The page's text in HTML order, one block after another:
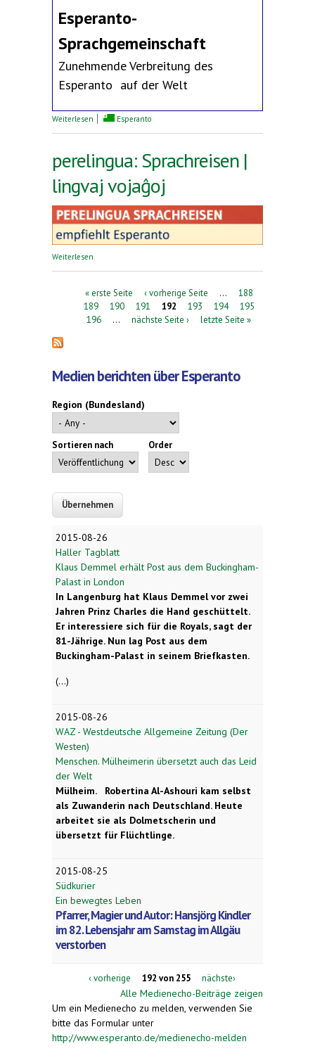
Esperanto-
Sprachgemeinschaft
Zunehmende Verbreitung des
Esperanto auf der Welt
Weiterlesen über Erklärung des Deutschen Esperanto-Bundes
Esperanto
perelingua: Sprachreisen |
lingvaj vojaĝoj
Weiterlesen
Seiten« erste Seite ‹ vorherige Seite …
188
189
190 191 192 193 194
195
196
… nächste Seite › letzte Seite »
Medien berichten über Esperanto
Region (Bundesland)
Sortieren nach Order
2015-08-26
Haller Tagblatt
Klaus Demmel erhält Post aus dem Buckingham-
Palast in London
In Langenburg hat Klaus Demmel vor zwei
Jahren Prinz Charles die Hand geschüttelt.
Er interessiere sich für die Royals, sagt der
81-Jährige. Nun lag Post aus dem
Buckingham-Palast in seinem Briefkasten.
(...)
2015-08-26
WAZ - Westdeutsche Allgemeine Zeitung (Der
Westen)
Menschen. Mülheimerin übersetzt auch das Leid
der Welt
Mülheim.
Robertina Al-Ashouri kam selbst
als Zuwanderin nach Deutschland. Heute
arbeitet sie als Dolmetscherin und
übersetzt für Flüchtlinge.
2015-08-25
Südkurier
Ein bewegtes Leben
Pfarrer, Magier und Autor: Hansjörg Kindler
im 82. Lebensjahr am Samstag im Allgäu
verstorben
‹ vorherige 192 von 255 nächste›
Alle Medienecho-Beiträge zeigen
Um ein Medienecho zu melden, verwenden Sie
bitte das Formular unter
http://www.esperanto.de/medienecho-melden